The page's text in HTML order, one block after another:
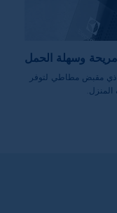
مريحة وسهلة الحمل
ذي مقبض مطاطي لتوفر